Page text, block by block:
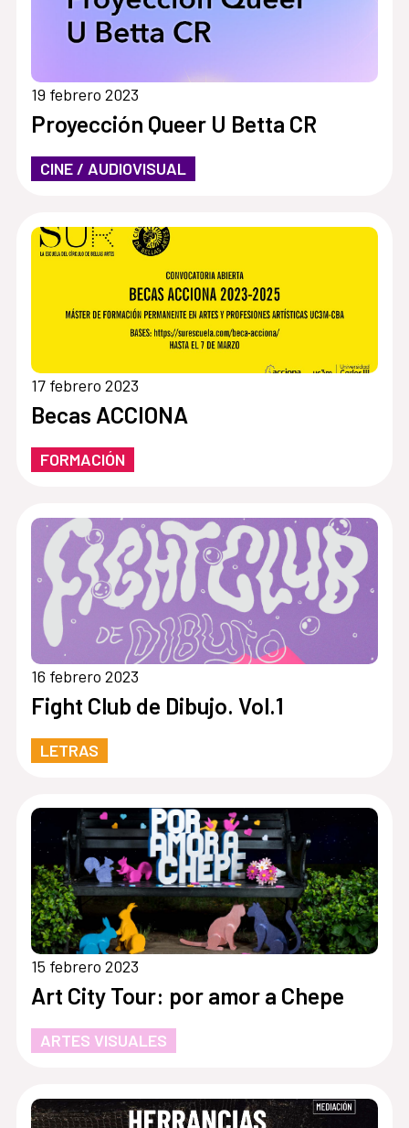
19 febrero 2023
Proyección Queer U Betta CR
CINE / AUDIOVISUAL
17 febrero 2023
Becas ACCIONA
FORMACIÓN
16 febrero 2023
Fight Club de Dibujo. Vol.1
LETRAS
15 febrero 2023
Art City Tour: por amor a Chepe
ARTES VISUALES